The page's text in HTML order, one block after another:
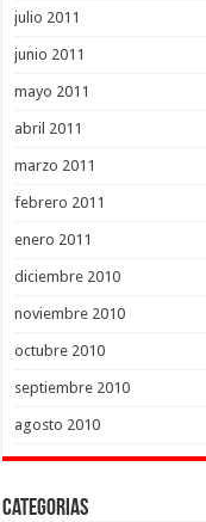
julio 2011
junio 2011
mayo 2011
abril 2011
marzo 2011
febrero 2011
enero 2011
diciembre 2010
noviembre 2010
octubre 2010
septiembre 2010
agosto 2010
Categorias